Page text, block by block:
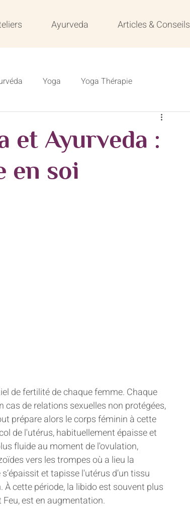
Ayurveda Articles & Conseils
Yoga Yoga Thérapie
et Ayurveda :
en soi
de fertilité de chaque femme. Chaque
cas de relations sexuelles non protégées,
prépare alors le corps féminin à cette
de l'utérus, habituellement épaisse et
fluide au moment de l'ovulation,
vers les trompes où a lieu la
et tapisse l'utérus d’un tissu
cette période, la libido est souvent plus
est en augmentation.